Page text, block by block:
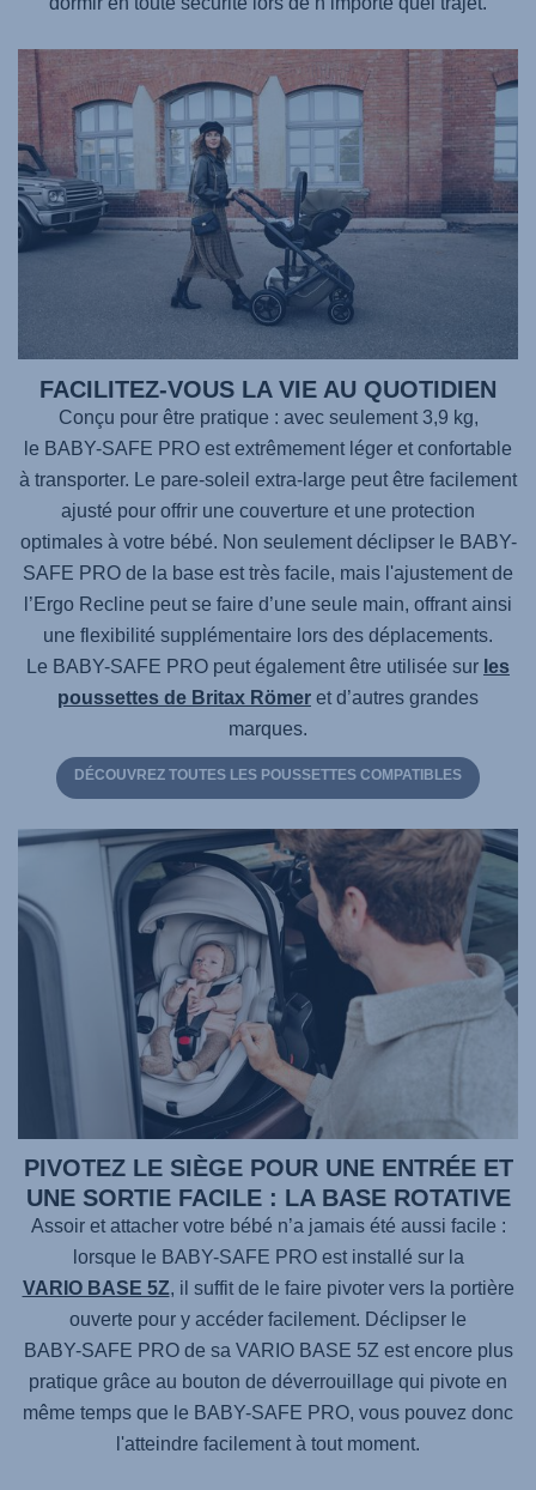
FACILITEZ-VOUS LA VIE AU QUOTIDIEN
Conçu pour être pratique : avec seulement 3,9 kg,
le BABY-SAFE PRO est extrêmement léger et confortable
à transporter. Le pare-soleil extra-large peut être facilement
ajusté pour offrir une couverture et une protection
optimales à votre bébé. Non seulement déclipser le BABY-
SAFE PRO de la base est très facile, mais l'ajustement de
l’Ergo Recline peut se faire d’une seule main, offrant ainsi
une flexibilité supplémentaire lors des déplacements.
Le BABY-SAFE PRO peut également être utilisée sur les
poussettes de Britax Römer et d’autres grandes
marques.
DÉCOUVREZ TOUTES LES POUSSETTES COMPATIBLES
PIVOTEZ LE SIÈGE POUR UNE ENTRÉE ET
UNE SORTIE FACILE : LA BASE ROTATIVE
Assoir et attacher votre bébé n’a jamais été aussi facile :
lorsque le BABY-SAFE PROest installé sur la
VARIO BASE 5Z, il suffit de le faire pivoter vers la portière
ouverte pour y accéder facilement. Déclipser le
BABY-SAFE PROde sa VARIO BASE 5Z est encore plus
pratique grâce au bouton de déverrouillage qui pivote en
même temps que le BABY-SAFE PRO, vous pouvez donc
l'atteindre facilement à tout moment.